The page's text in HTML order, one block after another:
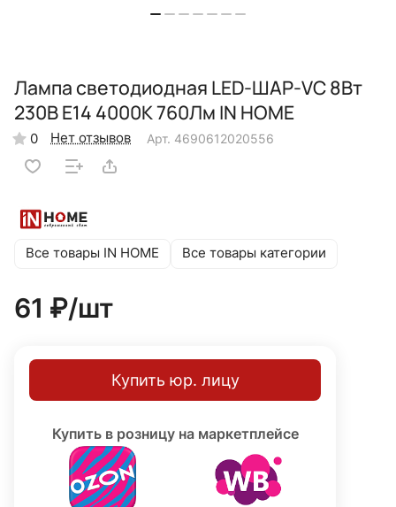
Лампа светодиодная LED-ШАР-VC 8Вт
230В Е14 4000К 760Лм IN HOME
0 Нет отзывов Арт. 4690612020556
Все товары IN HOME Все товары категории
61 ₽/шт
Купить юр. лицу
Купить в розницу на маркетплейсе